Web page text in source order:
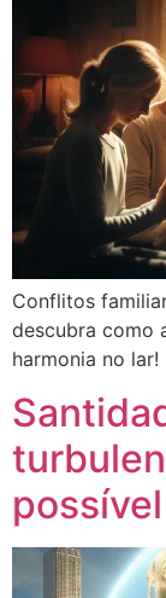
Conflitos
descubra como
harmonia no lar!
possível